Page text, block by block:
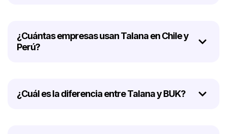
¿Cuántas empresas usan Talana en Chile y
Perú?
¿Cuál es la diferencia entre Talana y BUK?